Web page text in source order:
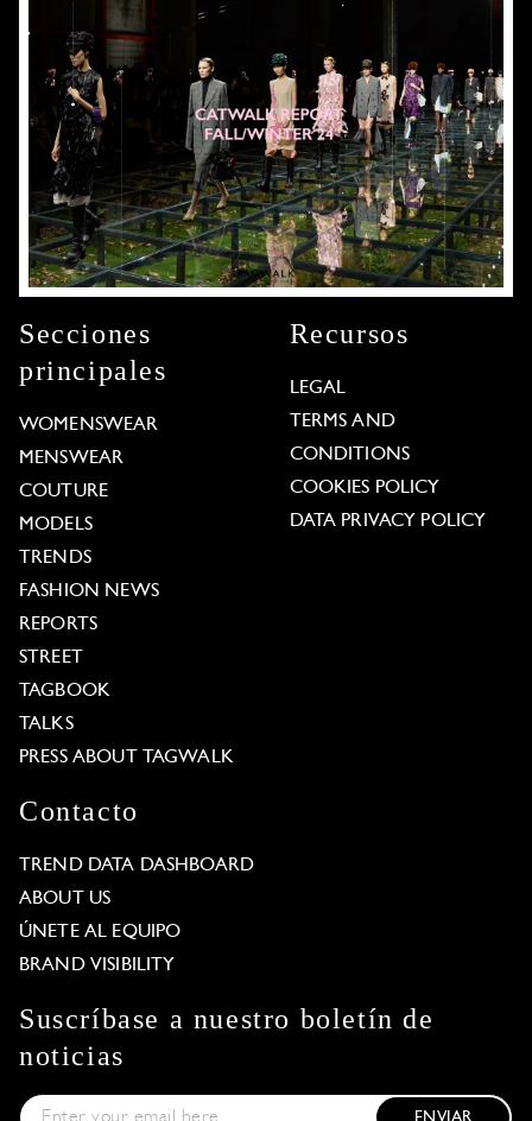
Secciones
principales
WOMENSWEAR
MENSWEAR
COUTURE
MODELS
TRENDS
FASHION NEWS
REPORTS
STREET
TAGBOOK
TALKS
PRESS ABOUT TAGWALK
Recursos
LEGAL
TERMS AND
CONDITIONS
COOKIES POLICY
DATA PRIVACY POLICY
Contacto
TREND DATA DASHBOARD
ABOUT US
ÚNETE AL EQUIPO
BRAND VISIBILITY
Suscríbase a nuestro boletín de
noticias